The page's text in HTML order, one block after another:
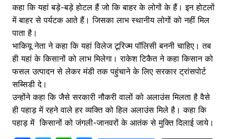
कहा कि यहां बड़े-बड़े होटल हैं जो कि बाहर के लोगों के हैं। इन होटलों
में बाहर से पर्यटक आते हैं। जिसका लाभ स्थानीय लोगों को नहीं मिल
पाता है।
भाकियू नेता ने कहा कि यहां विलेज टूरिज्म पॉलिसी बननी चाहिए। तब
ही यहां के किसानों को लाभ मिलेगा। राकेश टिकैत ने कहा किसान को
फसल उत्पादन से लेकर मंडी तक पहुंचाने के लिए सरकार ट्रांसपोर्ट
सब्सिडी दे।
उन्होंने कहा कि जैसे सरकारी नौकरी वालों को अलाउंस मिलता है वैसे
ही पहाड़ में रहने वाले हर व्यक्ति को हिल अलाउंस मिले है। कहा कि
पहाड़ में किसानों को जंगली-जानवरों के आतंक से मुक्ति दिलाई जाये।